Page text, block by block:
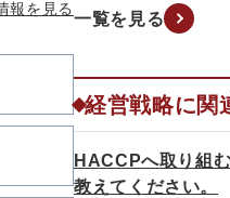
報を見る
一覧を見る
経営戦略に関
HACCPへ取り組
教えてください。